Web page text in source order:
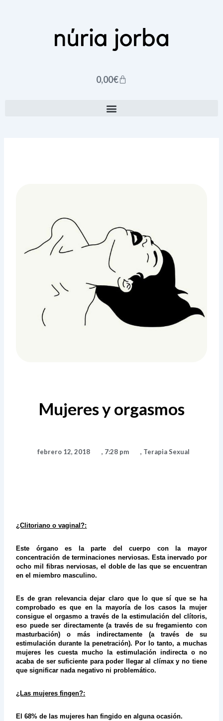
0,00€
Mujeres y orgasmos
febrero 12, 2018 , 7:28 pm , Terapia Sexual
¿Clitoriano o vaginal?:
Este órgano es la parte del cuerpo con la mayor
concentración de terminaciones nerviosas. Esta inervado por
ocho mil fibras nerviosas, el doble de las que se encuentran
en el miembro masculino.
Es de gran relevancia dejar claro que lo que sí que se ha
comprobado es que en la mayoría de los casos la mujer
consigue el orgasmo a través de la estimulación del clítoris,
eso puede ser directamente (a través de su fregamiento con
masturbación) o más indirectamente (a través de su
estimulación durante la penetración). Por lo tanto, a muchas
mujeres les cuesta mucho la estimulación indirecta o no
acaba de ser suficiente para poder llegar al clímax y no tiene
que significar nada negativo ni problemático.
¿Las mujeres fingen?:
El 68% de las mujeres han fingido en alguna ocasión.